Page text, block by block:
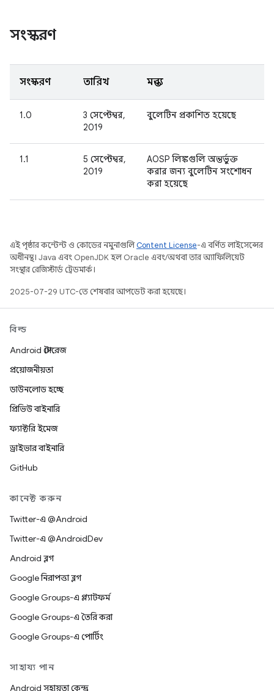
সংস্করণ
সংস্করণ তারিখ মন্তব্য
1.0
3 সেপ্টেম্বর,
2019
বুলেটিন প্রকাশিত হয়েছে
1.1
5 সেপ্টেম্বর,
2019
AOSP লিঙ্কগুলি অন্তর্ভুক্ত
করার জন্য বুলেটিন সংশোধন
করা হয়েছে
এই পৃষ্ঠার কন্টেন্ট ও কোডের নমুনাগুলিContent License-এ বর্ণিত লাইসেন্সের
অধীনস্থ। Java এবং OpenJDK হল Oracle এবং/অথবা তার অ্যাফিলিয়েট
সংস্থার রেজিস্টার্ড ট্রেডমার্ক।
2025-07-29 UTC-তে শেষবার আপডেট করা হয়েছে।
বিল্ড
Android স্টোরেজ
প্রয়োজনীয়তা
ডাউনলোড হচ্ছে
প্রিভিউ বাইনারি
ফ্যাক্টরি ইমেজ
ড্রাইভার বাইনারি
GitHub
কানেক্ট করুন
Twitter-এ @Android
Twitter-এ @AndroidDev
Android ব্লগ
Google নিরাপত্তা ব্লগ
Google Groups-এ প্ল্যাটফর্ম
Google Groups-এ তৈরি করা
Google Groups-এ পোর্টিং
সাহায্য পান
Android সহায়তা কেন্দ্র